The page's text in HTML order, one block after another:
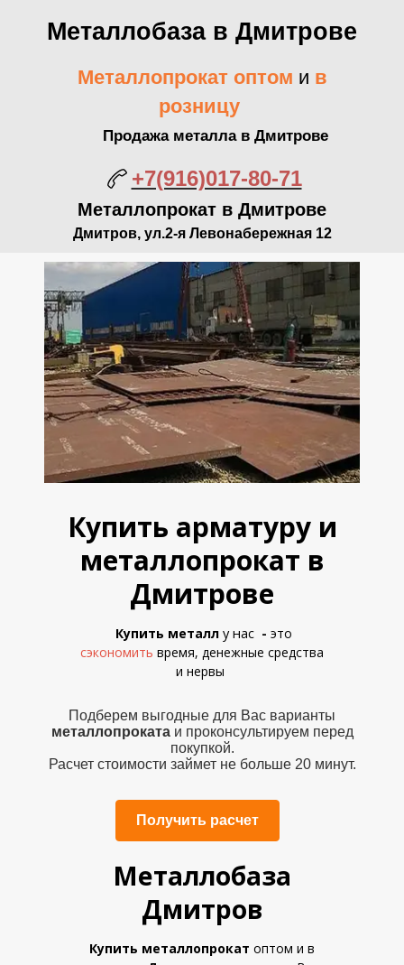
Металлобаза в Дмитрове
Металлопрокат оптом и в
розницу
Продажа металла в Дмитрове
+7(916)017-80-71
Металлопрокат в Дмитрове
Дмитров, ул.2-я Левонабережная 12
Купить арматуру и
металлопрокат в
Дмитрове
Купить металл у нас - это
сэкономить время, денежные средства
и нервы
Подберем выгодные для Вас варианты
металлопрокатаи проконсультируем перед
покупкой.
Расчет стоимости займет не больше 20 минут.
Получить расчет
Металлобаза
Дмитров
Купить металлопрокат оптом и в